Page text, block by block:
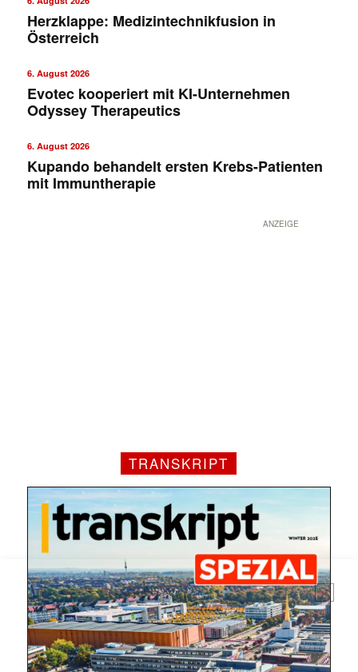
Herzklappe: Medizintechnikfusion in
Österreich
6. August 2026
Evotec kooperiert mit KI-Unternehmen
Odyssey Therapeutics
6. August 2026
Kupando behandelt ersten Krebs-Patienten
mit Immuntherapie
ANZEIGE
TRANSKRIPT